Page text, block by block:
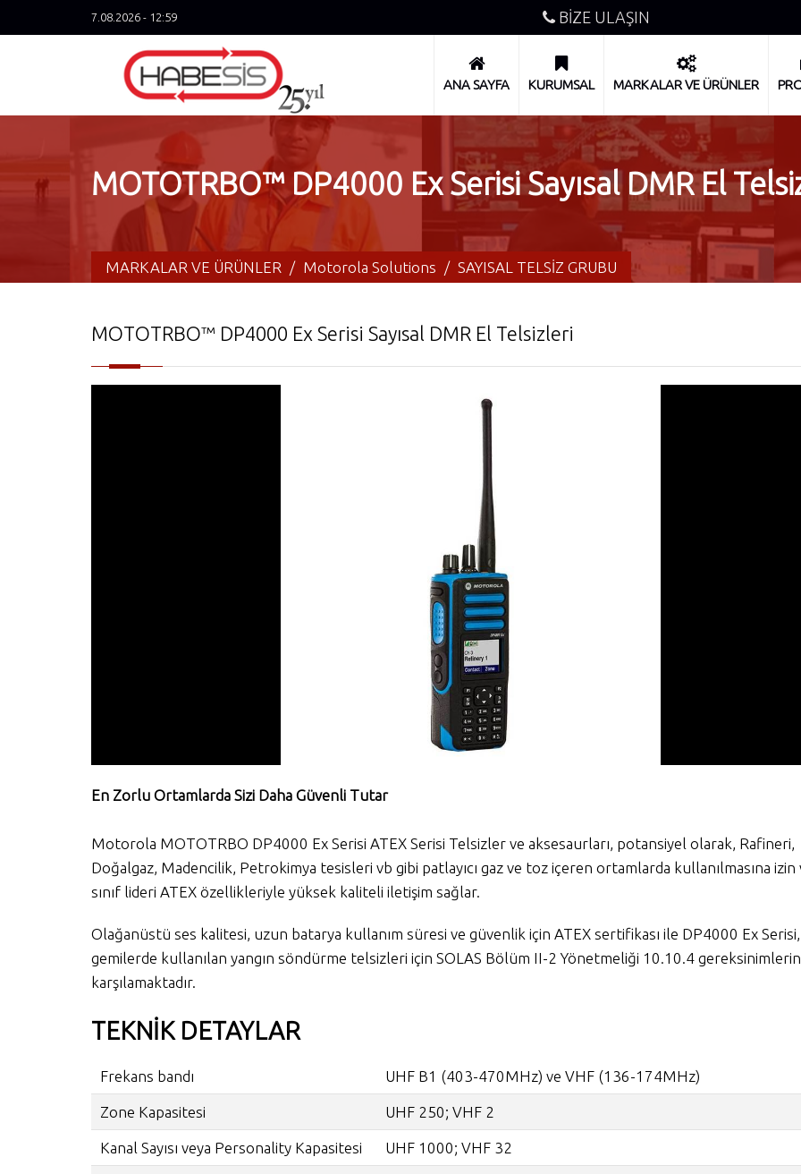
7.08.2026 - 12:59 BİZE ULAŞIN
ANA SAYFA KURUMSAL MARKALAR VE ÜRÜNLER
MOTOTRBO™ DP4000 Ex Serisi Sayısal DMR El
MARKALAR VE ÜRÜNLER / Motorola Solutions / SAYISAL TELSİZ GRUBU
MOTOTRBO™ DP4000 Ex Serisi Sayısal DMR El Telsizleri
En Zorlu Ortamlarda Sizi Daha Güvenli Tutar
Motorola MOTOTRBO DP4000 Ex Serisi ATEX Serisi Telsizler ve aksesaurları, potansiyel olarak, Rafineri,
Doğalgaz, Madencilik, Petrokimya tesisleri vb gibi patlayıcı gaz ve toz içeren ortamlarda kullanılmasına izin
sınıf lideri ATEX özellikleriyle yüksek kaliteli iletişim sağlar.
Olağanüstü ses kalitesi, uzun batarya kullanım süresi ve güvenlik için ATEX sertifikası ile DP4000 Ex Serisi,
gemilerde kullanılan yangın söndürme telsizleri için SOLAS Bölüm II-2 Yönetmeliği 10.10.4
karşılamaktadır.
TEKNİK DETAYLAR
Frekans bandı UHF B1 (403-470MHz) ve VHF (136-174MHz)
Zone Kapasitesi UHF 250; VHF 2
Kanal Sayısı veya Personality Kapasitesi UHF 1000; VHF 32
Motorola R2